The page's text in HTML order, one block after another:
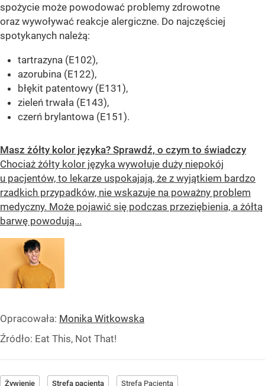
spożycie może powodować problemy zdrowotne
oraz wywoływać reakcje alergiczne. Do najczęściej
spotykanych należą:
tartrazyna (E102),
azorubina (E122),
błękit patentowy (E131),
zieleń trwała (E143),
czerń brylantowa (E151).
Masz żółty kolor języka? Sprawdź, o czym to świadczy
Chociaż żółty kolor języka wywołuje duży niepokój
u pacjentów, to lekarze uspokajają, że z wyjątkiem bardzo
rzadkich przypadków, nie wskazuje na poważny problem
medyczny. Może pojawić się podczas przeziębienia, a żółtą
barwę powodują...
Opracowała: Monika Witkowska
Źródło: Eat This, Not That!
Żywienie Strefa pacjenta Strefa Pacjenta